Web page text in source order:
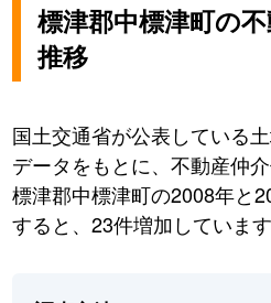
標津郡中標津町の
推移
国土交通省が公表している
データをもとに、不動産仲
標津郡中標津町の2008年と
すると、23件増加しています